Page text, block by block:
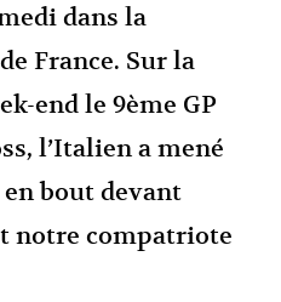
dans la
France. Sur la
end le 9ème GP
l’Italien a mené
bout devant
notre compatriote